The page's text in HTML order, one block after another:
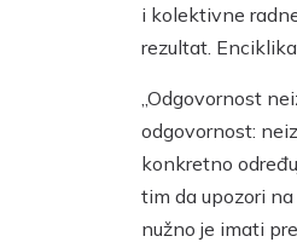
i kolektivne
rezultat.
„Odgovornost
odgovornost:
konkretno
tim da upozori
nužno je imati